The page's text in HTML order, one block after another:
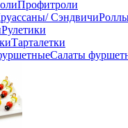
Профитроли
Рулетики
Тарталетки
Салаты